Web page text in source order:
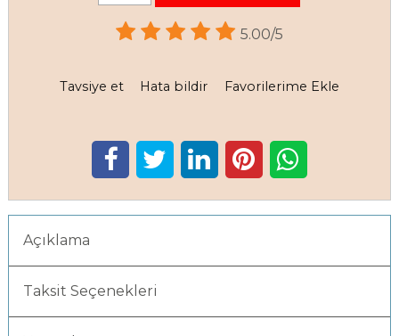
5.00/5
Tavsiye et Hata bildir Favorilerime Ekle
Açıklama
Taksit Seçenekleri